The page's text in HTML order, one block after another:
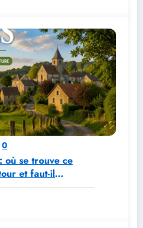
0
où se trouve ce
et faut-il